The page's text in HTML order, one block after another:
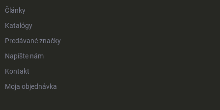
Články
Katalógy
Predávané značky
Napíšte nám
Kontakt
Moja objednávka